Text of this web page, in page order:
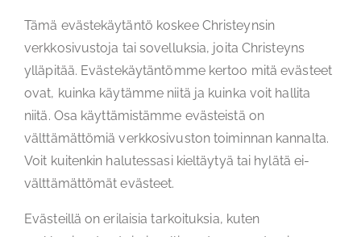
Tämä evästekäytäntö koskee Christeynsin
verkkosivustoja tai sovelluksia, joita Christeyns
ylläpitää. Evästekäytäntömme kertoo mitä evästeet
ovat, kuinka käytämme niitä ja kuinka voit hallita
niitä. Osa käyttämistämme evästeistä on
välttämättömiä verkkosivuston toiminnan kannalta.
Voit kuitenkin halutessasi kieltäytyä tai hylätä ei-
välttämättömät evästeet.
Evästeillä on erilaisia tarkoituksia, kuten